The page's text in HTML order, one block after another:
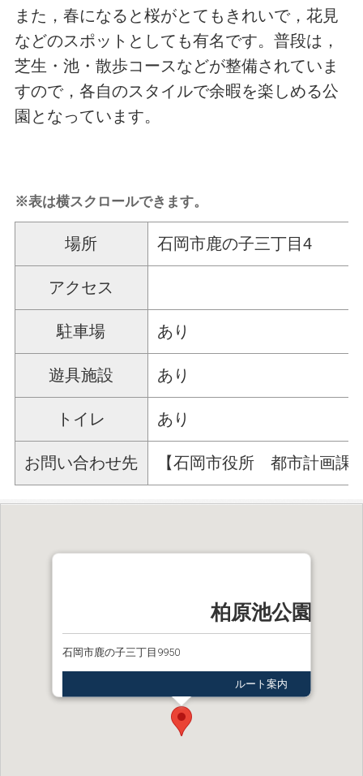
また，春になると桜がとてもきれいで，花見
などのスポットとしても有名です。普段は，
芝生・池・散歩コースなどが整備されていま
すので，各自のスタイルで余暇を楽しめる公
園となっています。
※表は横スクロールできます。
場所 石岡市鹿の子三丁目4
アクセス
駐車場 あり
遊具施設 あり
トイレ あり
お問い合わせ先 【石岡市役所 都市計画課
柏原池公園
石岡市鹿の子三丁目9950
ルート案内